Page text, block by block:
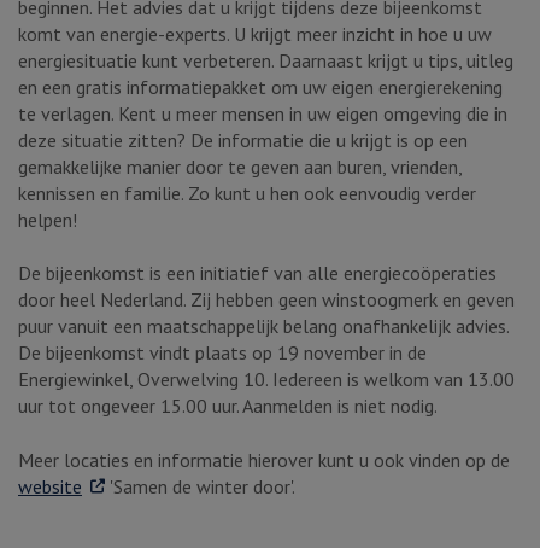
beginnen. Het advies dat u krijgt tijdens deze bijeenkomst
komt van energie-experts. U krijgt meer inzicht in hoe u uw
energiesituatie kunt verbeteren. Daarnaast krijgt u tips, uitleg
en een gratis informatiepakket om uw eigen energierekening
te verlagen. Kent u meer mensen in uw eigen omgeving die in
deze situatie zitten? De informatie die u krijgt is op een
gemakkelijke manier door te geven aan buren, vrienden,
kennissen en familie. Zo kunt u hen ook eenvoudig verder
helpen!
De bijeenkomst is een initiatief van alle energiecoöperaties
door heel Nederland. Zij hebben geen winstoogmerk en geven
puur vanuit een maatschappelijk belang onafhankelijk advies.
De bijeenkomst vindt plaats op 19 november in de
Energiewinkel, Overwelving 10. Iedereen is welkom van 13.00
uur tot ongeveer 15.00 uur. Aanmelden is niet nodig.
Meer locaties en informatie hierover kunt u ook vinden op de
website . Externe link
'Samen de winter door'.